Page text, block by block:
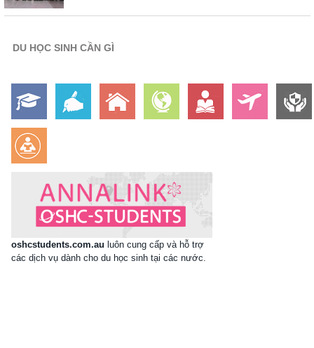
DU HỌC SINH CẦN GÌ
oshcstudents.com.au luôn cung cấp và hỗ trợ
các dịch vụ dành cho du học sinh tại các nước.